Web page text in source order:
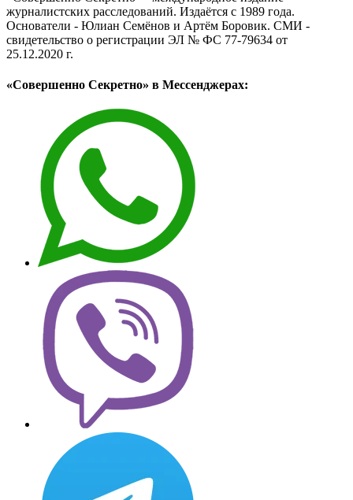
журналистских расследований. Издаётся с 1989 года.
Основатели - Юлиан Семёнов и Артём Боровик. CМИ -
свидетельство о регистрации ЭЛ № ФС 77-79634 от
25.12.2020 г.
«Совершенно Секретно» в Мессенджерах: